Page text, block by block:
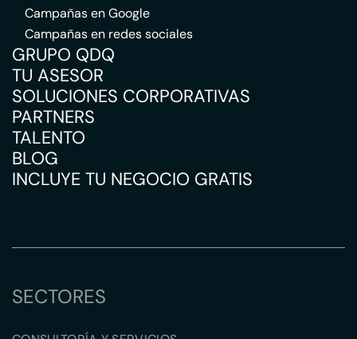
Campañas en Google
Campañas en redes sociales
GRUPO QDQ
TU ASESOR
SOLUCIONES CORPORATIVAS
PARTNERS
TALENTO
BLOG
INCLUYE TU NEGOCIO GRATIS
SECTORES